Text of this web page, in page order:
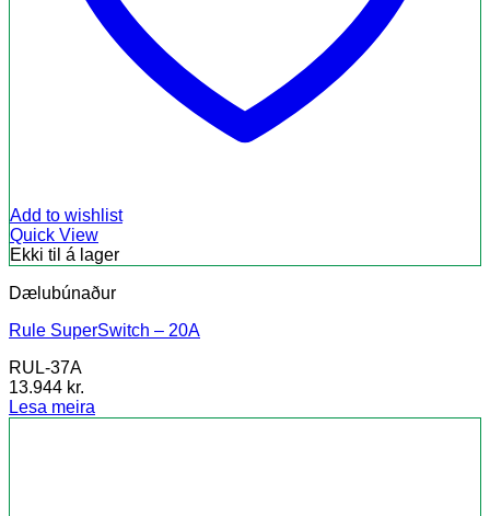
Add to wishlist
Quick View
Ekki til á lager
Dælubúnaður
Rule SuperSwitch – 20A
RUL-37A
13.944 kr.
Lesa meira